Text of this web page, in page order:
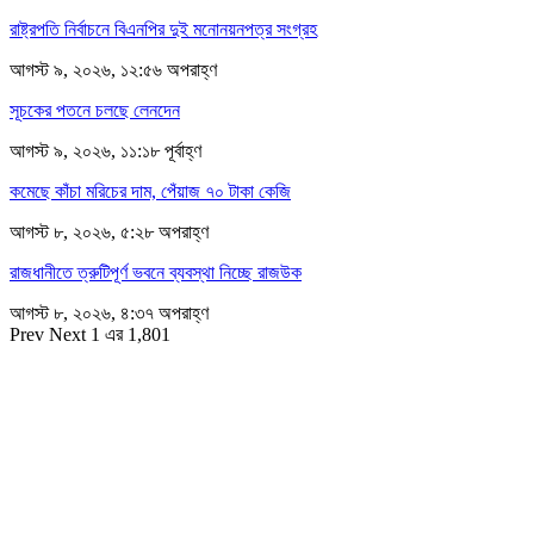
রাষ্ট্রপতি নির্বাচনে বিএনপির দুই মনোনয়নপত্র সংগ্রহ
আগস্ট ৯, ২০২৬, ১২:৫৬ অপরাহ্ণ
সূচকের পতনে চলছে লেনদেন
আগস্ট ৯, ২০২৬, ১১:১৮ পূর্বাহ্ণ
কমেছে কাঁচা মরিচের দাম, পেঁয়াজ ৭০ টাকা কেজি
আগস্ট ৮, ২০২৬, ৫:২৮ অপরাহ্ণ
রাজধানীতে ত্রুটিপূর্ণ ভবনে ব্যবস্থা নিচ্ছে রাজউক
আগস্ট ৮, ২০২৬, ৪:৩৭ অপরাহ্ণ
Prev Next 1 এর 1,801